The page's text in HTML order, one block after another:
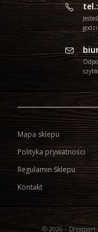
Mapa sklepu
Polityka prywatności
Regulamin Sklepu
Kontakt
© 2026 - Drewpart.